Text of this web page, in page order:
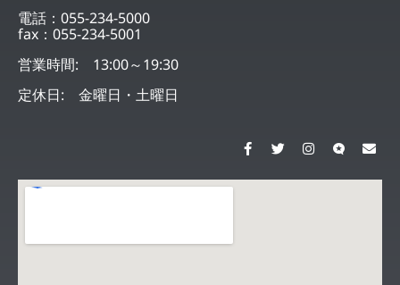
電話：055-234-5000
fax：055-234-5001
営業時間: 13:00～19:30
定休日: 金曜日・土曜日